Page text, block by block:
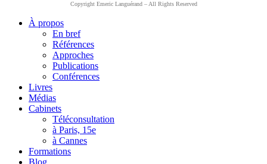
Copyright Emeric Languérand – All Rights Reserved
À propos
En bref
Références
Approches
Publications
Conférences
Livres
Médias
Cabinets
Téléconsultation
à Paris, 15e
à Cannes
Formations
Blog